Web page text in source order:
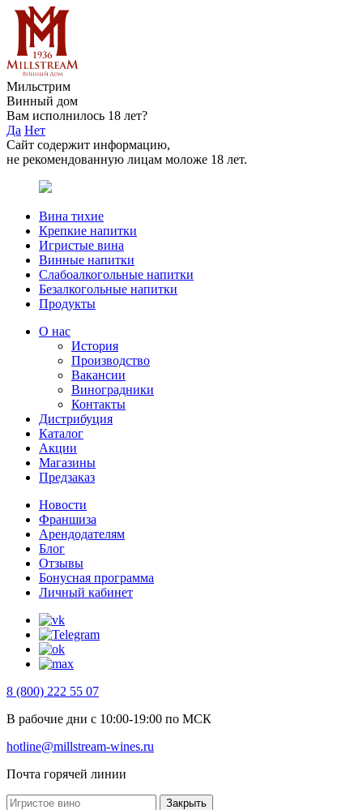
Мильстрим
Винный дом
Вам исполнилось 18 лет?
Да Нет
Сайт содержит информацию,
не рекомендованную лицам моложе 18 лет.
Вина тихие
Крепкие напитки
Игристые вина
Винные напитки
Слабоалкогольные напитки
Безалкогольные напитки
Продукты
О нас
История
Производство
Вакансии
Виноградники
Контакты
Дистрибуция
Каталог
Акции
Магазины
Предзаказ
Новости
Франшиза
Арендодателям
Блог
Отзывы
Бонусная программа
Личный кабинет
8 (800) 222 55 07
В рабочие дни с 10:00-19:00 по МСК
hotline@millstream-wines.ru
Почта горячей линии
Закрыть